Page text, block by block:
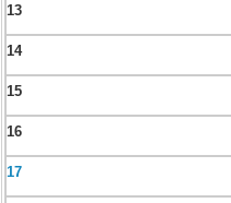
13
14
15
16
17